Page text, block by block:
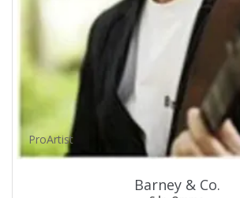
ProArtist
Barney & Co.